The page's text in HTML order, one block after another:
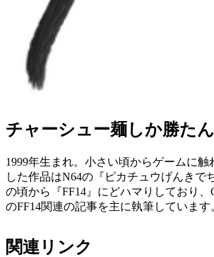
チャーシュー麺しか勝たん
1999年生まれ。小さい頃からゲームに触
した作品はN64の『ピカチュウげんきで
の頃から『FF14』にどハマりしており、
のFF14関連の記事を主に執筆しています
関連リンク